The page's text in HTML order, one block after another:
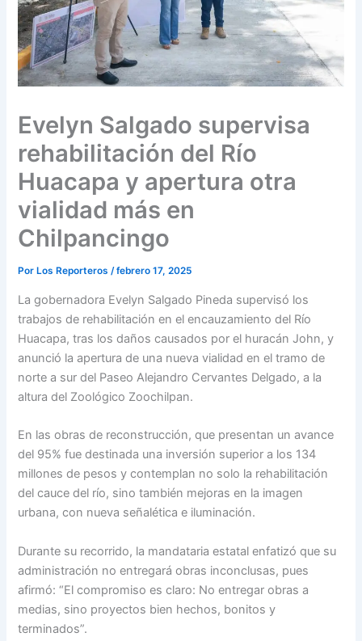
Evelyn Salgado supervisa
rehabilitación del Río
Huacapa y apertura otra
vialidad más en
Chilpancingo
Por Los Reporteros/febrero 17, 2025
La gobernadora Evelyn Salgado Pineda supervisó los
trabajos de rehabilitación en el encauzamiento del Río
Huacapa, tras los daños causados por el huracán John, y
anunció la apertura de una nueva vialidad en el tramo de
norte a sur del Paseo Alejandro Cervantes Delgado, a la
altura del Zoológico Zoochilpan.
En las obras de reconstrucción, que presentan un avance
del 95% fue destinada una inversión superior a los 134
millones de pesos y contemplan no solo la rehabilitación
del cauce del río, sino también mejoras en la imagen
urbana, con nueva señalética e iluminación.
Durante su recorrido, la mandataria estatal enfatizó que su
administración no entregará obras inconclusas, pues
afirmó: “El compromiso es claro: No entregar obras a
medias, sino proyectos bien hechos, bonitos y
terminados”.